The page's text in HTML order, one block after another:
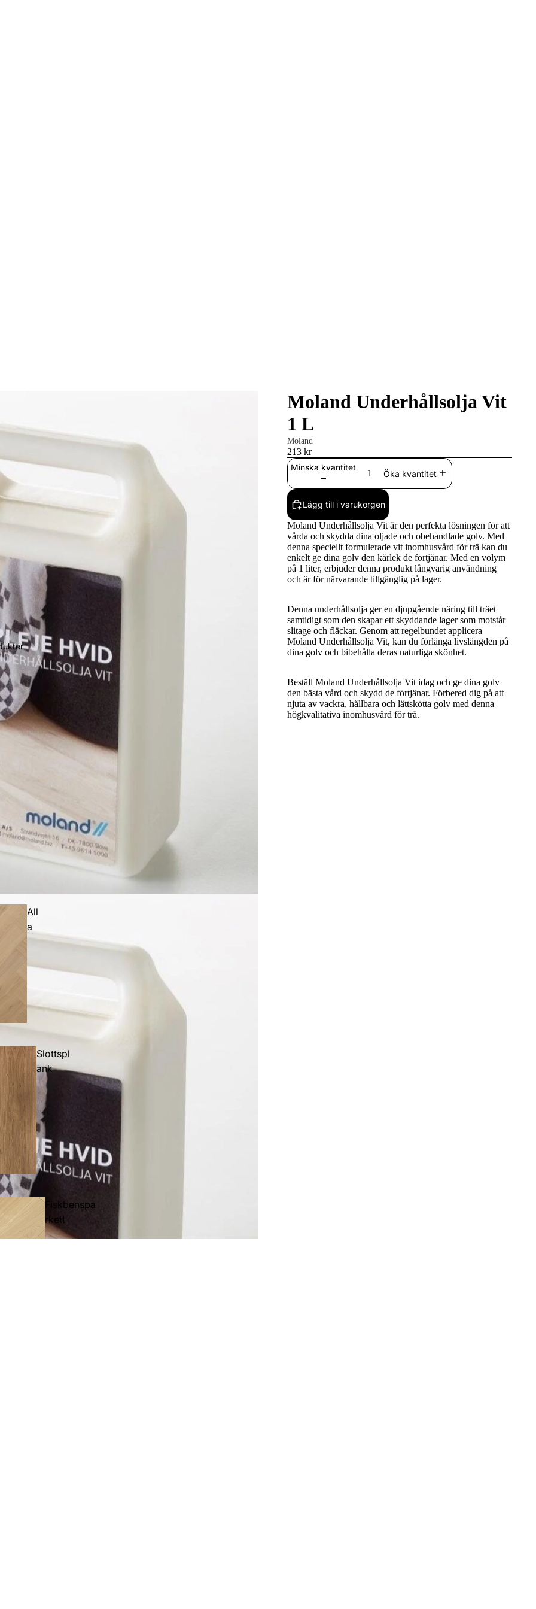
All
a
Slottspl
ank
Fiskbenspa
rkett
Moland Underhållsolja Vit
1 L
Moland
213 kr
Minska kvantitet
Öka kvantitet
Lägg till i varukorgen
Moland Underhållsolja Vit är den perfekta lösningen för att
vårda och skydda dina oljade och obehandlade golv. Med
denna speciellt formulerade vit inomhusvård för trä kan du
enkelt ge dina golv den kärlek de förtjänar. Med en volym
på 1 liter, erbjuder denna produkt långvarig användning
och är för närvarande tillgänglig på lager.
Denna underhållsolja ger en djupgående näring till träet
samtidigt som den skapar ett skyddande lager som motstår
slitage och fläckar. Genom att regelbundet applicera
Moland Underhållsolja Vit, kan du förlänga livslängden på
dina golv och bibehålla deras naturliga skönhet.
Beställ Moland Underhållsolja Vit idag och ge dina golv
den bästa vård och skydd de förtjänar. Förbered dig på att
njuta av vackra, hållbara och lättskötta golv med denna
högkvalitativa inomhusvård för trä.